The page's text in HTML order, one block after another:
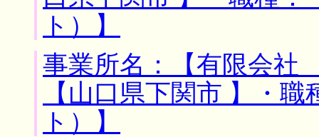
ト）】
事業所名：【有限会
【山口県下関市 】・
ト）】